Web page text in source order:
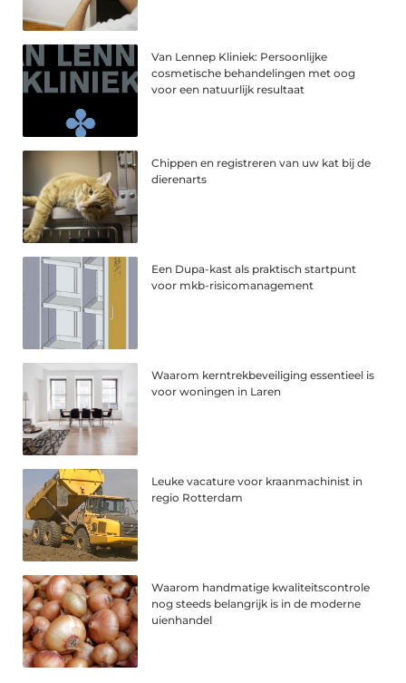
Van Lennep Kliniek: Persoonlijke
cosmetische behandelingen met oog
voor een natuurlijk resultaat
Chippen en registreren van uw kat bij de
dierenarts
Een Dupa-kast als praktisch startpunt
voor mkb-risicomanagement
Waarom kerntrekbeveiliging essentieel is
voor woningen in Laren
Leuke vacature voor kraanmachinist in
regio Rotterdam
Waarom handmatige kwaliteitscontrole
nog steeds belangrijk is in de moderne
uienhandel